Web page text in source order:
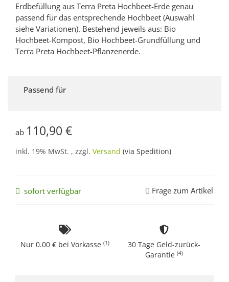
Erdbefüllung aus Terra Preta Hochbeet-Erde genau
passend für das entsprechende Hochbeet (Auswahl
siehe Variationen). Bestehend jeweils aus: Bio
Hochbeet-Kompost, Bio Hochbeet-Grundfüllung und
Terra Preta Hochbeet-Pflanzenerde.
Passend für
ab 110,90 €
inkl. 19% MwSt. , zzgl. Versand (via Spedition)
sofort verfügbar Frage zum Artikel
Nur 0.00 € bei Vorkasse (1)
30 Tage Geld-zurück-
Garantie (4)